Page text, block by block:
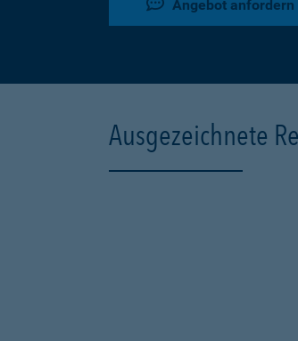
Angebot anfordern
Ausgezeichnete